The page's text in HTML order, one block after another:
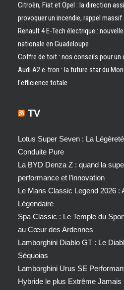
Citroën, Fiat et Opel : la direction
provoquer un incendie, rappel massif
Renault 4 E-Tech électrique :
nationale en Guadeloupe
Coffre de toit : nos conseils pour un
Audi A2 e-tron : la future star du
l’efficience totale
TV
Lotus Super Seven : La
Conduite Pure
La BYD Denza Z : quand la
performance et l’innovation
Le Mans Classic Legend 2026 :
Légendaire
Spa Classic : Le Temple du
au Cœur des Ardennes
Lamborghini Diablo GT : Le
Séquoias
Lamborghini Urus SE
Hybride le plus Extrême Jamais